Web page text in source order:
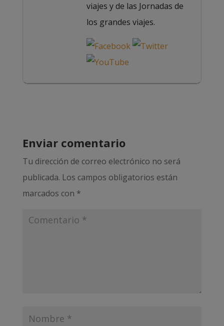
viajes y de las Jornadas de
los grandes viajes.
Enviar comentario
Tu dirección de correo electrónico no será
publicada. Los campos obligatorios están
marcados con *